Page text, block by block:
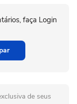
faça Login
de seus